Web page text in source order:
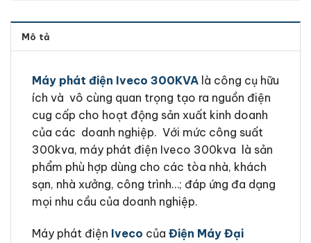
Mô tả
Máy phát điện Iveco 300KVA là công cụ hữu
ích và vô cùng quan trọng tạo ra nguồn điện
cug cấp cho hoạt động sản xuất kinh doanh
của các doanh nghiệp. Với mức công suất
300kva, máy phát điện Iveco 300kva là sản
phẩm phù hợp dùng cho các tòa nhà, khách
sạn, nhà xưởng, công trình…; đáp ứng đa dạng
mọi nhu cầu của doanh nghiệp.
Máy phát điện Iveco của Điện Máy Đại